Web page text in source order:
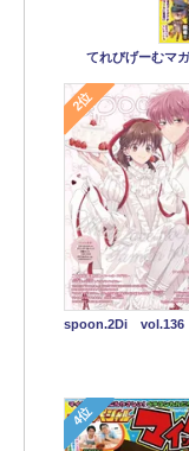
てれびげーむマ
2位
spoon.2Di vol.136
4位